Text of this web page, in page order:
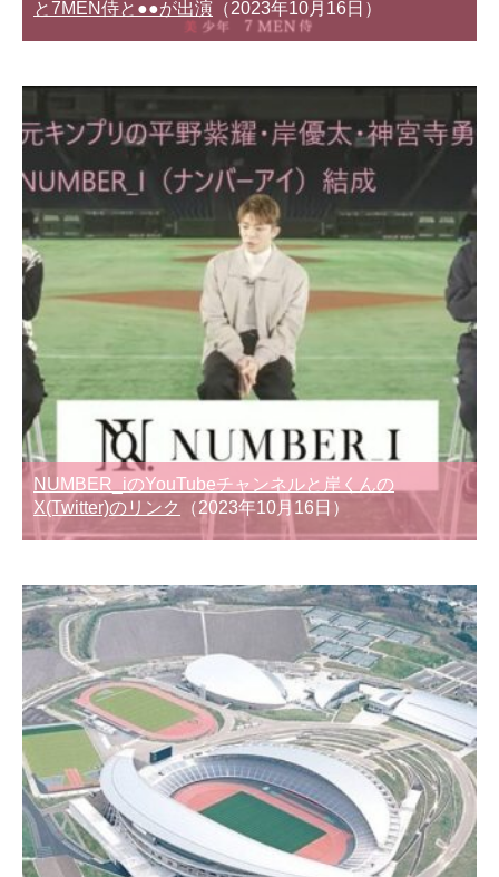
と7MEN侍と●●が出演 （2023年10月16日）
NUMBER_iのYouTubeチャンネルと岸くんの
X(Twitter)のリンク
（2023年10月16日）